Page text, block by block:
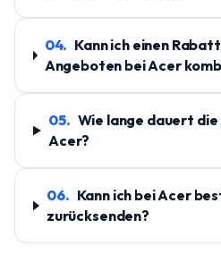
04. Kann ich einen
Angeboten bei Acer
05. Wie lange dauert
Acer?
06. Kann ich bei Acer
zurücksenden?